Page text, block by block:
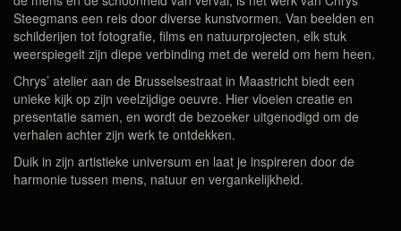
Steegmans een reis door diverse kunstvormen. Van beelden en
schilderijen tot fotografie, films en natuurprojecten, elk stuk
weerspiegelt zijn diepe verbinding met de wereld om hem heen.
Chrys’ atelier aan de Brusselsestraat in Maastricht biedt een
unieke kijk op zijn veelzijdige oeuvre. Hier vloeien creatie en
presentatie samen, en wordt de bezoeker uitgenodigd om de
verhalen achter zijn werk te ontdekken.
Duik in zijn artistieke universum en laat je inspireren door de
harmonie tussen mens, natuur en vergankelijkheid.